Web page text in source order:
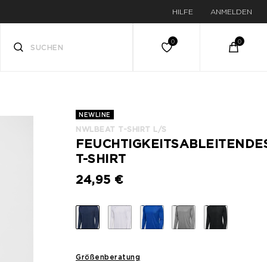
HILFE ANMELDEN
NEWLINE
NWLBEAT T-SHIRT L/S
T-SHIRT
24,95 €
Größenberatung